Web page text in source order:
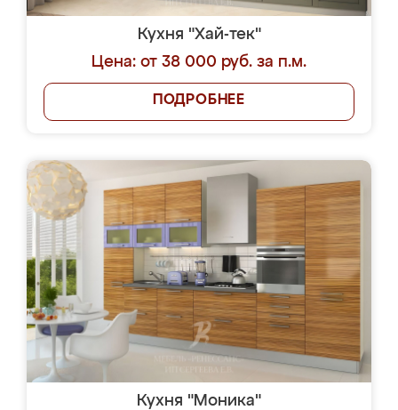
Кухня "Хай-тек"
Цена: от 38 000 руб. за п.м.
ПОДРОБНЕЕ
Кухня "Моника"